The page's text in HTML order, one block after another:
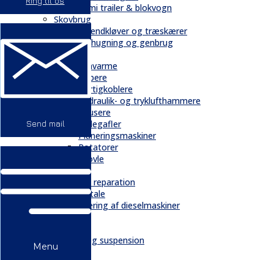
Send mail
Menu
Semi trailer & blokvogn
Skovbrug
Brændkløver og træskærer
Flishugning og genbrug
Tilbehør
Gravarme
Gribere
Hurtigkoblere
Hydraulik- og tryklufthammere
Knusere
Pallegafler
Planeringsmaskiner
Rotatorer
Skovle
Service
Service & reparation
Serviceaftale
Elektrificering af dieselmaskiner
Reservedele
Chassis og suspension
Hydraulik